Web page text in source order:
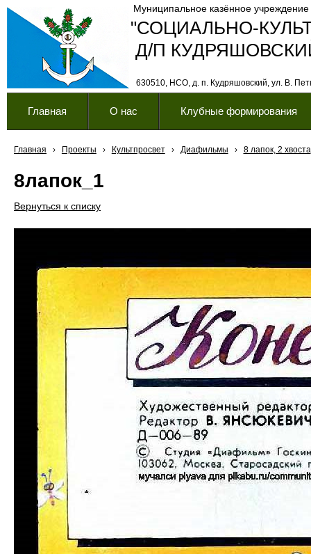
"СОЦИАЛЬНО-
630510, НСО, д. п. Кудряшовский, ул. В.
Муниципальное казённое учреждение
Д/П
Главная О нас Клубные формирования
Главная › Проекты › Культпросвет › Диафильмы › 8 лапок, 2 хвоста
8лапок_1
Вернуться к списку